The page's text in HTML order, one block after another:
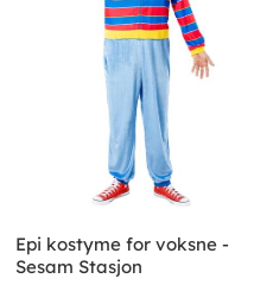
Epi kostyme for voksne -
Sesam Stasjon